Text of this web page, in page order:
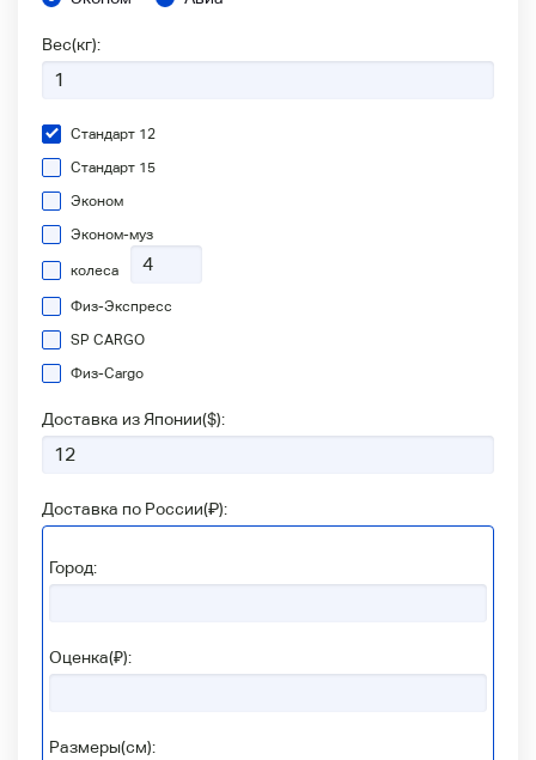
Вес(кг):
Стандарт 12
Стандарт 15
Эконом
Эконом-муз
колеса
Физ-Экспресс
SP CARGO
Физ-Сargo
Доставка из Японии($):
Доставка по России(₽):
Город:
Оценка(₽):
Размеры(см):